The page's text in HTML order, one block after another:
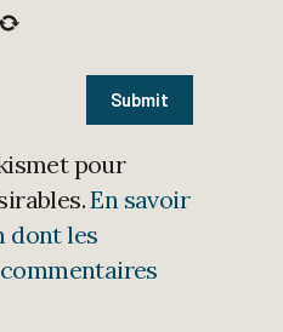
pour
En savoir
dont les